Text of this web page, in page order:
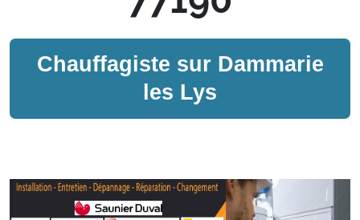
Chauffagiste sur Dammarie
les Lys